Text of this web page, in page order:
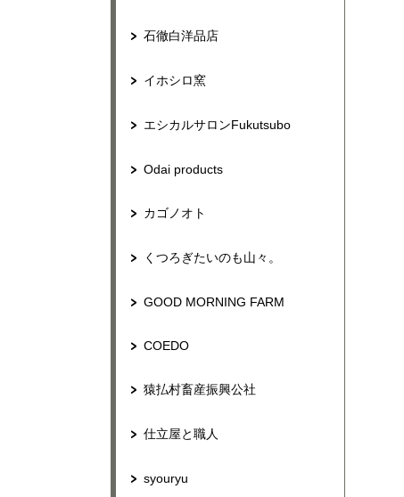
石徹白洋品店
イホシロ窯
エシカルサロンFukutsubo
Odai products
カゴノオト
くつろぎたいのも山々。
GOOD MORNING FARM
COEDO
猿払村畜産振興公社
仕立屋と職人
syouryu